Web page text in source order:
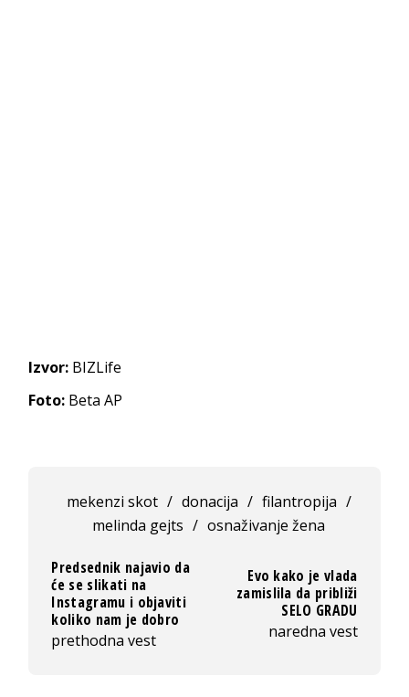
Izvor: BIZLife
Foto: Beta AP
mekenzi skot / donacija / filantropija /
melinda gejts / osnaživanje žena
Predsednik najavio da
će se slikati na
Instagramu i objaviti
koliko nam je dobro
prethodna vest
Evo kako je vlada
zamislila da približi
SELO GRADU
naredna vest